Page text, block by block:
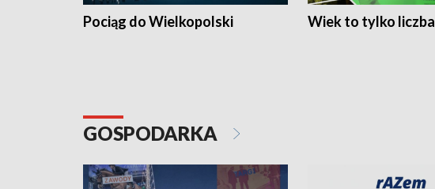
Pociąg do Wielkopolski Wiek to tylko liczba
GOSPODARKA